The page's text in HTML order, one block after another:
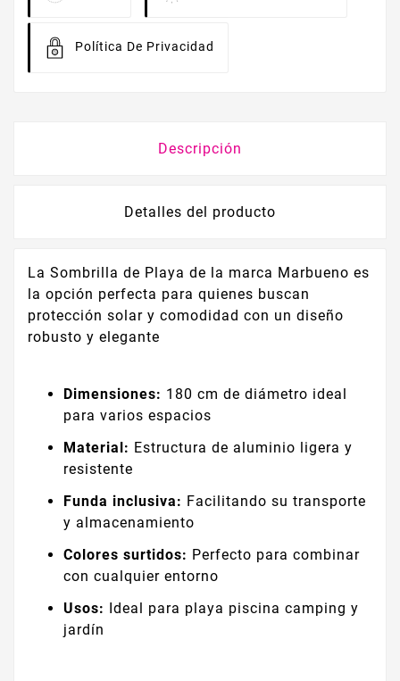
Política De Privacidad
Descripción
Detalles del producto
La Sombrilla de Playa de la marca Marbueno es
la opción perfecta para quienes buscan
protección solar y comodidad con un diseño
robusto y elegante
Dimensiones: 180 cm de diámetro ideal
para varios espacios
Material: Estructura de aluminio ligera y
resistente
Funda inclusiva: Facilitando su transporte
y almacenamiento
Colores surtidos: Perfecto para combinar
con cualquier entorno
Usos: Ideal para playa piscina camping y
jardín